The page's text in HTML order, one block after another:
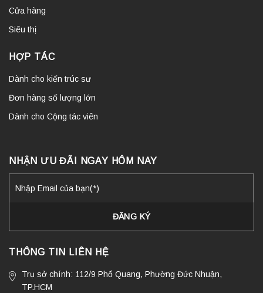
Cửa hàng
Siêu thị
HỢP TÁC
Dành cho kiến trúc sư
Đơn hàng số lượng lớn
Dành cho Cộng tác viên
NHẬN ƯU ĐÃI NGAY HÔM NAY
THÔNG TIN LIÊN HỆ
Trụ sở chính: 112/9 Phổ Quang, Phường Đức Nhuận,
TP.HCM